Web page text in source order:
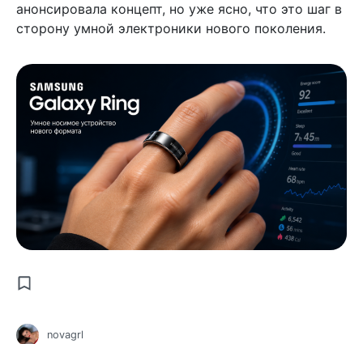
анонсировала концепт, но уже ясно, что это шаг в
сторону умной электроники нового поколения.
novagrl